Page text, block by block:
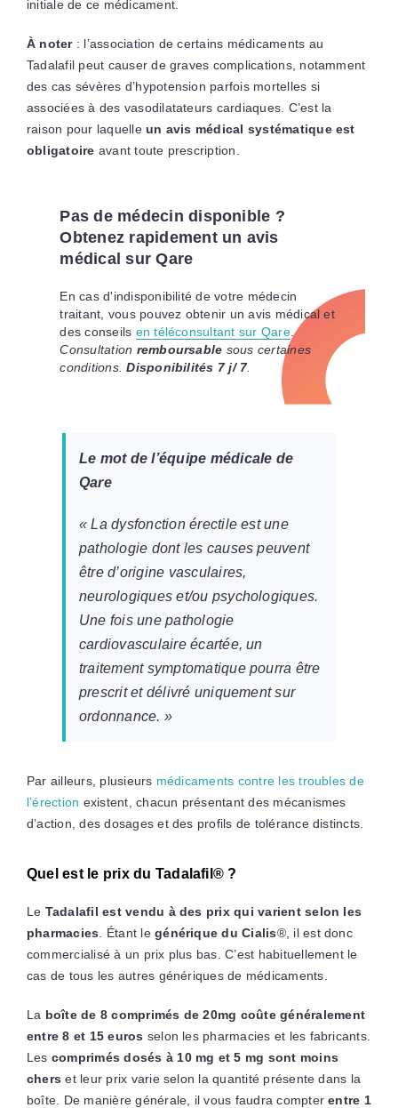
initiale de ce médicament.
À noter: l’association de certains médicaments au
Tadalafil peut causer de graves complications, notamment
des cas sévères d’hypotension parfois mortelles si
associées à des vasodilatateurs cardiaques. C’est la
raison pour laquelleun avis médical systématique est
obligatoire avant toute prescription.
Pas de médecin disponible ?
Obtenez rapidement un avis
médical sur Qare
En cas d'indisponibilité de votre médecin
traitant, vous pouvez obtenir un avis médical et
des conseils en téléconsultant sur Qare.
Consultation remboursable sous certaines
conditions.Disponibilités 7 j/ 7.
Le mot de l’équipe médicale de
Qare
« La dysfonction érectile est une
pathologie dont les causes peuvent
être d’origine vasculaires,
neurologiques et/ou psychologiques.
Une fois une pathologie
cardiovasculaire écartée, un
traitement symptomatique pourra être
prescrit et délivré uniquement sur
ordonnance. »
Par ailleurs, plusieurs médicaments contre les troubles de
l’érection existent, chacun présentant des mécanismes
d’action, des dosages et des profils de tolérance distincts.
Quel est le prix du Tadalafil® ?
Le Tadalafil est vendu à des prix qui varient selon les
pharmacies . Étant legénérique du Cialis®, il est donc
commercialisé à un prix plus bas. C’est habituellement le
cas de tous les autres génériques de médicaments.
La boîte de 8 comprimés de 20mg coûte généralement
entre 8 et 15 euros selon les pharmacies et les fabricants.
Les comprimés dosés à 10 mg et 5 mg sont moins
chers et leur prix varie selon la quantité présente dans la
boîte. De manière générale, il vous faudra compterentre 1